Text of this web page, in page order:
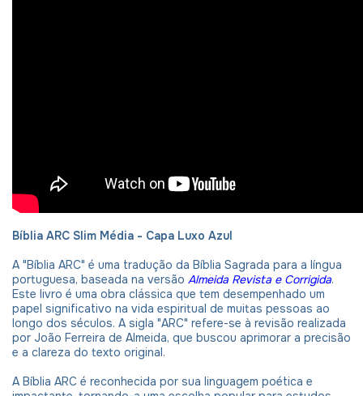
Bíblia ARC Slim Média - Capa Luxo Azul
A "Bíblia ARC" é uma tradução da Bíblia Sagrada para a língua
portuguesa, baseada na versão Almeida Revista e Corrigida.
Este livro é uma obra clássica que tem desempenhado um
papel significativo na vida espiritual de muitas pessoas ao
longo dos séculos. A sigla "ARC" refere-se à revisão realizada
por João Ferreira de Almeida, que buscou aprimorar a precisão
e a clareza do texto original.
A Bíblia ARC é reconhecida por sua linguagem poética e